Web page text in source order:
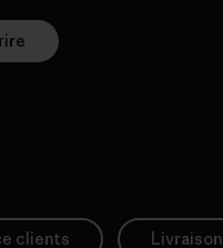
clients Livraison